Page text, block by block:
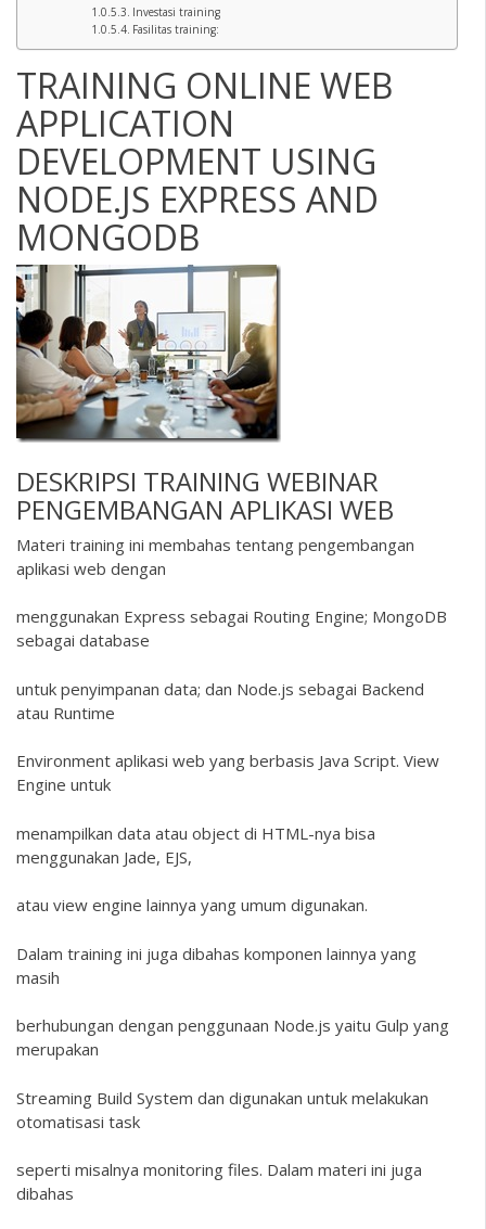
Investasi training
Fasilitas training:
TRAINING ONLINE WEB
APPLICATION
DEVELOPMENT USING
NODE.JS EXPRESS AND
MONGODB
DESKRIPSI TRAINING WEBINAR
PENGEMBANGAN APLIKASI WEB
Materi training ini membahas tentang pengembangan
aplikasi web dengan
menggunakan Express sebagai Routing Engine; MongoDB
sebagai database
untuk penyimpanan data; dan Node.js sebagai Backend
atau Runtime
Environment aplikasi web yang berbasis Java Script. View
Engine untuk
menampilkan data atau object di HTML-nya bisa
menggunakan Jade, EJS,
atau view engine lainnya yang umum digunakan.
Dalam training ini juga dibahas komponen lainnya yang
masih
berhubungan dengan penggunaan Node.js yaitu Gulp yang
merupakan
Streaming Build System dan digunakan untuk melakukan
otomatisasi task
seperti misalnya monitoring files. Dalam materi ini juga
dibahas